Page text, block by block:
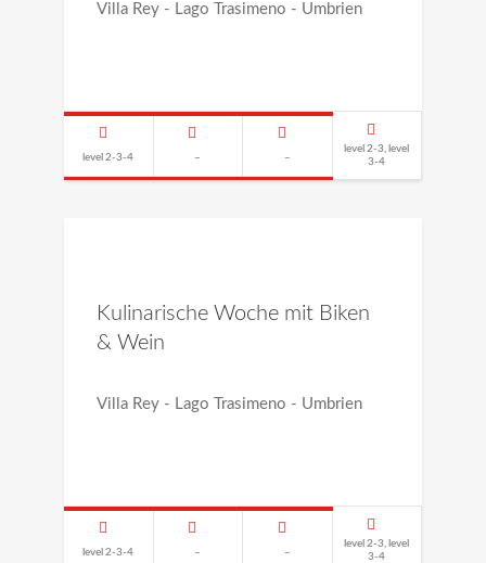
Villa Rey - Lago Trasimeno - Umbrien
level 2-3-4 – –
level 2-3, level
3-4
Kulinarische Woche mit Biken
& Wein
Villa Rey - Lago Trasimeno - Umbrien
level 2-3-4 – –
level 2-3, level
3-4